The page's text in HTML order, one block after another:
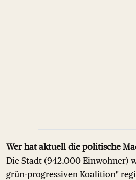
Wer hat aktuell die politische
Die Stadt (942.000 Einwohner)
grün-progressiven Koalition"